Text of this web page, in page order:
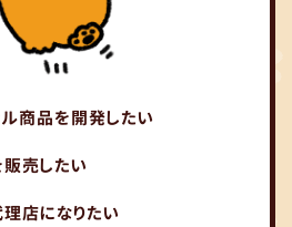
商品を開発したい
売したい
店になりたい